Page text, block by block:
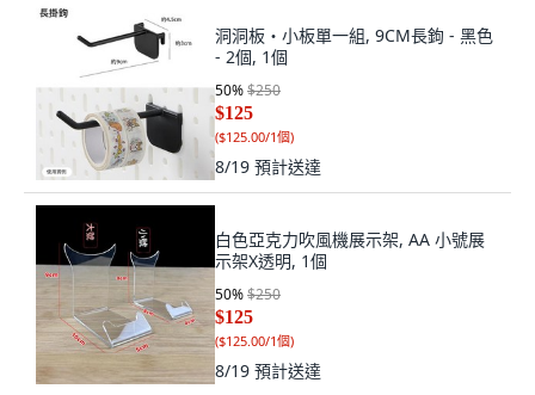
洞洞板・小板單一組, 9CM長鉤 - 黑色
- 2個, 1個
50%$250
$125
($125.00/1個)
8/19 預計送達
白色亞克力吹風機展示架, AA 小號展
示架X透明, 1個
50%$250
$125
($125.00/1個)
8/19 預計送達